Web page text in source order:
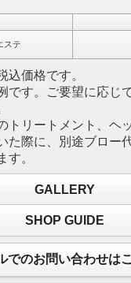
ステ
価格です。
です。ご要望に応じ
トリートメント、ヘ
た際に、別途ブロー
す。
GALLERY
SHOP GUIDE
でのお問い合わせは